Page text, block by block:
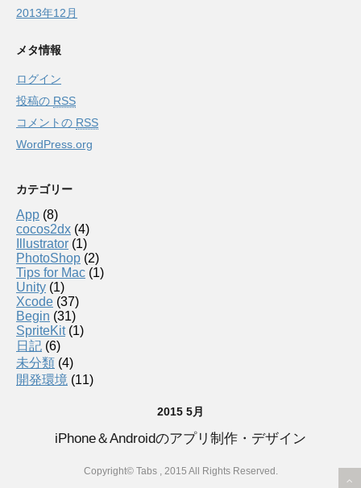
2013年12月
メタ情報
ログイン
投稿の RSS
コメントの RSS
WordPress.org
カテゴリー
App (8)
cocos2dx (4)
Illustrator (1)
PhotoShop (2)
Tips for Mac (1)
Unity (1)
Xcode (37)
Begin (31)
SpriteKit(1)
日記 (6)
未分類 (4)
開発環境 (11)
2015 5月
iPhone＆Androidのアプリ制作・デザイン
Copyright© Tabs , 2015 All Rights Reserved.